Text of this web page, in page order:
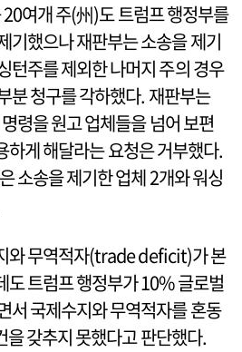
여개 주(州)도 트럼프 행정부를
기했으나 재판부는 소송을 제기
턴주를 제외한 나머지 주의 경우
분 청구를 각하했다. 재판부는
령을 원고 업체들을 넘어 보편
게 해달라는 요청은 거부했다.
소송을 제기한 업체 2개와 워싱
와 무역적자(trade deficit)가 본
도 트럼프 행정부가 10% 글로벌
서 국제수지와 무역적자를 혼동
을 갖추지 못했다고 판단했다.